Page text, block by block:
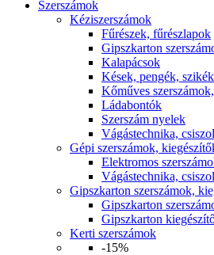
Szerszámok
Kéziszerszámok
Fűrészek, fűrészlapok
Gipszkarton
Kalapácsok
Kések, pengék, szikék
Kőműves
Ládabontók
Szerszám nyelek
Vágástechnika,
Gépi szerszámok,
Elektromos
Vágástechnika,
Gipszkarton szerszámok,
Gipszkarton
Gipszkarton
Kerti szerszámok
-15%